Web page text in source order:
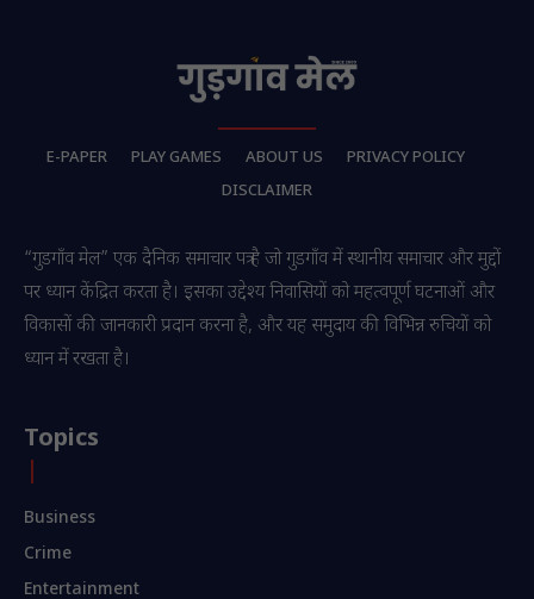
E-PAPER PLAY GAMES ABOUT US
PRIVACY POLICY
DISCLAIMER
“गुडगाँव मेल” एक दैनिक समाचार पत्र है जो गुडगाँव में स्थानीय समाचार और मुद्दों
पर ध्यान केंद्रित करता है। इसका उद्देश्य निवासियों को महत्वपूर्ण घटनाओं और
विकासों की जानकारी प्रदान करना है, और यह समुदाय की विभिन्न रुचियों को
ध्यान में रखता है।
Topics
Business
Crime
Entertainment